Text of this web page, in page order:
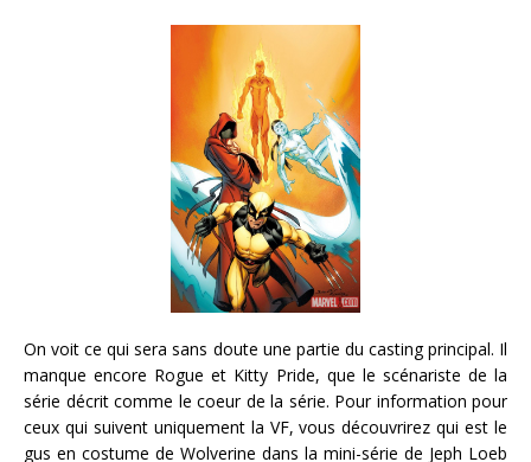
On voit ce qui sera sans doute une partie du casting principal. Il
manque encore Rogue et Kitty Pride, que le scénariste de la
série décrit comme le coeur de la série. Pour information pour
ceux qui suivent uniquement la VF, vous découvrirez qui est le
gus en costume de Wolverine dans la mini-série de Jeph Loeb